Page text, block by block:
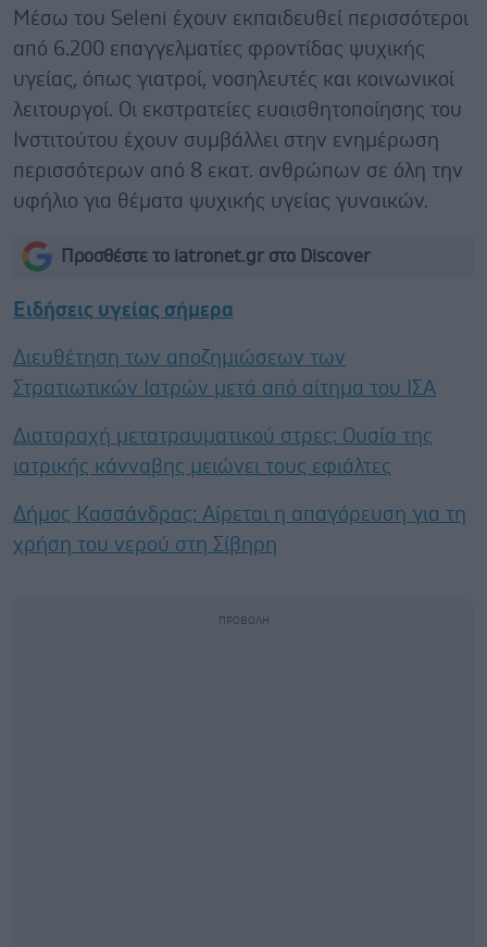
Μέσω του Seleni έχουν εκπαιδευθεί περισσότεροι
από 6.200 επαγγελματίες φροντίδας ψυχικής
υγείας, όπως γιατροί, νοσηλευτές και κοινωνικοί
λειτουργοί. Οι εκστρατείες ευαισθητοποίησης του
Ινστιτούτου έχουν συμβάλλει στην ενημέρωση
περισσότερων από 8 εκατ. ανθρώπων σε όλη την
υφήλιο για θέματα ψυχικής υγείας γυναικών.
Προσθέστε το iatronet.gr στο Discover
Ειδήσεις υγείας σήμερα
Διευθέτηση των αποζημιώσεων των
Στρατιωτικών Ιατρών μετά από αίτημα του ΙΣΑ
Διαταραχή μετατραυματικού στρες: Ουσία της
ιατρικής κάνναβης μειώνει τους εφιάλτες
Δήμος Κασσάνδρας: Αίρεται η απαγόρευση για τη
χρήση του νερού στη Σίβηρη